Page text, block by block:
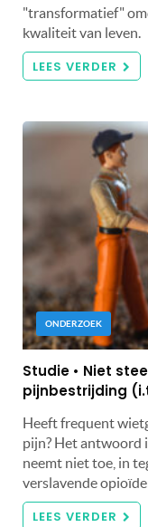
"transformatief"
kwaliteit van leven.
LEES VERDER
ONDERZOEK
Studie • Niet
pijnbestrijding
Heeft frequent
pijn? Het antwoord
neemt niet toe, in
verslavende
LEES VERDER